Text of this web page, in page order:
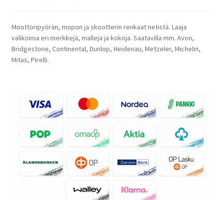
Moottoripyörän, mopon ja skootterin renkaat netistä. Laaja
valikoima eri merkkejä, malleja ja kokoja. Saatavilla mm. Avon,
Bridgestone, Continental, Dunlop, Heidenau, Metzeler, Michelin,
Mitas, Pirelli.